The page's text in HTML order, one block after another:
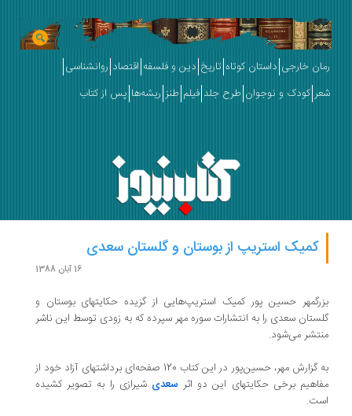
رمان خارجی داستان کوتاه تاریخ دین و فلسفه اقتصاد روانشناسی
شعر کودک و نوجوان طرح جلد فیلم طنز ریشه‌ها پس از کتاب
کمیک استریپ از بوستان و گلستان سعدی
16 آبان 1388
بزرگمهر حسین پور کمیک استریپ‌هایی از گزیده حکایتهای بوستان و
گلستان سعدی را به انتشارات سوره مهر سپرده که به زودی توسط این ناشر
منتشر می‌شود.
به گزارش مهر، حسین‌پور در این کتاب 120 صفحه‌ای برداشتهای آزاد خود از
مفاهیم برخی حکایتهای این دو اثر سعدی شیرازی را به ‌تصویر کشیده
است.